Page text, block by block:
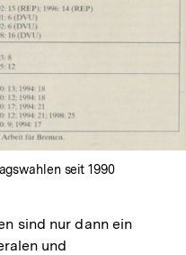
seit 1990
sind nur dann ein
und